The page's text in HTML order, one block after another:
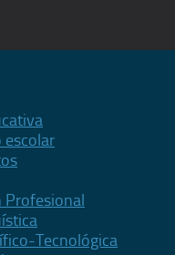
escolar
Profesional
Tecnológica